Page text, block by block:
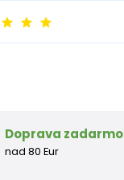
Doprava zadarmo
nad 80 Eur